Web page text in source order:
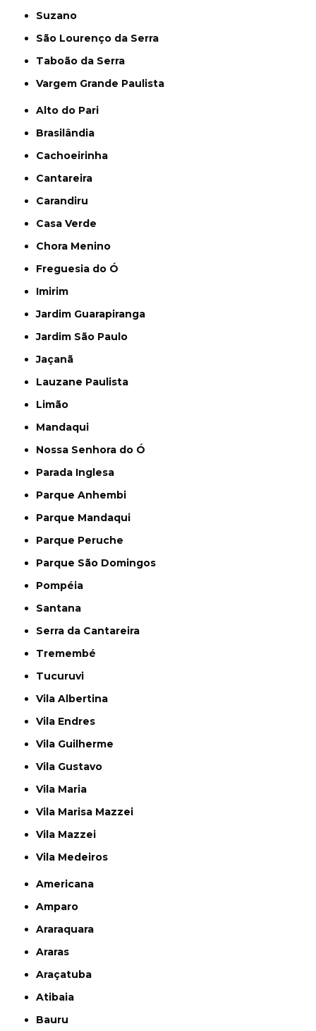
Suzano
São Lourenço da Serra
Taboão da Serra
Vargem Grande Paulista
Alto do Pari
Brasilândia
Cachoeirinha
Cantareira
Carandiru
Casa Verde
Chora Menino
Freguesia do Ó
Imirim
Jardim Guarapiranga
Jardim São Paulo
Jaçanã
Lauzane Paulista
Limão
Mandaqui
Nossa Senhora do Ó
Parada Inglesa
Parque Anhembi
Parque Mandaqui
Parque Peruche
Parque São Domingos
Pompéia
Santana
Serra da Cantareira
Tremembé
Tucuruvi
Vila Albertina
Vila Endres
Vila Guilherme
Vila Gustavo
Vila Maria
Vila Marisa Mazzei
Vila Mazzei
Vila Medeiros
Americana
Amparo
Araraquara
Araras
Araçatuba
Atibaia
Bauru